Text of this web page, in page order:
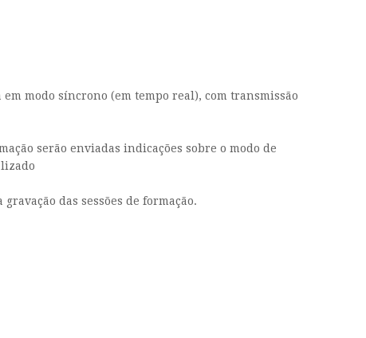
modo síncrono (em tempo real), com transmissão
serão enviadas indicações sobre o modo de
das sessões de formação.